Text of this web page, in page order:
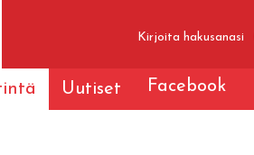
Uutiset Facebook